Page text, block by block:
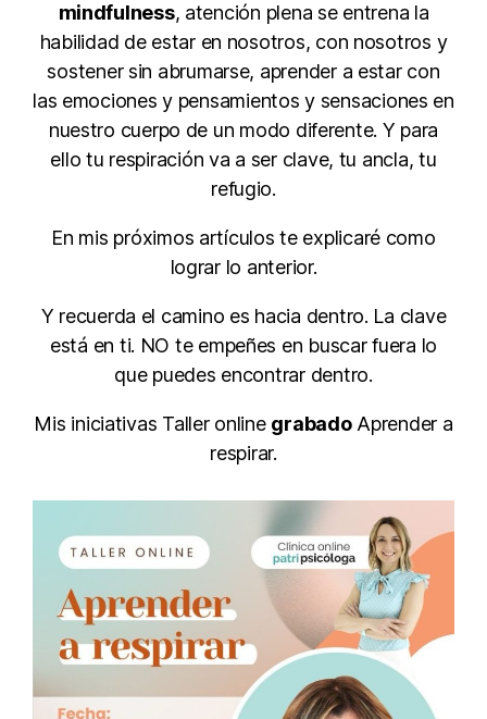
mindfulness, atención plena se entrena la
habilidad de estar en nosotros, con nosotros y
sostener sin abrumarse, aprender a estar con
las emociones y pensamientos y sensaciones en
nuestro cuerpo de un modo diferente. Y para
ello tu respiración va a ser clave, tu ancla, tu
refugio.
En mis próximos artículos te explicaré como
lograr lo anterior.
Y recuerda el camino es hacia dentro. La clave
está en ti. NO te empeñes en buscar fuera lo
que puedes encontrar dentro.
Mis iniciativas Taller online grabadoAprender a
respirar.